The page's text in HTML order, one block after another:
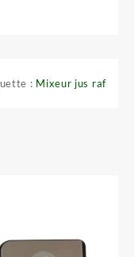
: Mixeur jus raf